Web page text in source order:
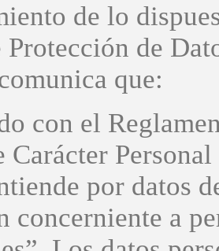
de lo
Protección de
que:
con el
Carácter
por datos
concerniente a